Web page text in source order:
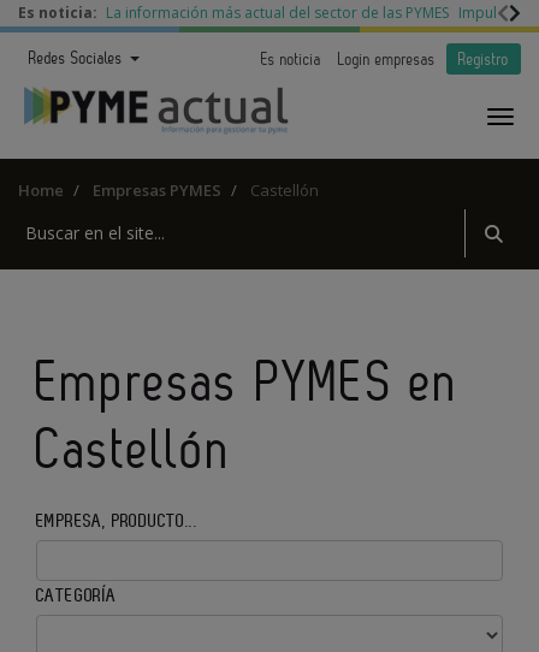
Es noticia: La información más actual del sector de las PYMES Impulso a
Redes Sociales Es noticia Login empresas Registro
Home Empresas PYMES Castellón
Empresas PYMES en
Castellón
EMPRESA, PRODUCTO...
CATEGORÍA